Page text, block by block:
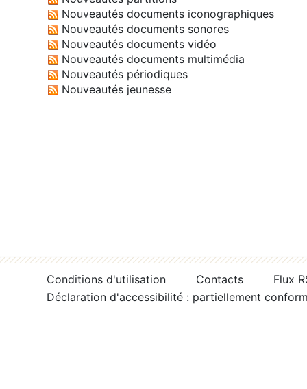
Nouveautés documents iconographiques
Nouveautés documents sonores
Nouveautés documents vidéo
Nouveautés documents multimédia
Nouveautés périodiques
Nouveautés jeunesse
Conditions d'utilisation Contacts
Flux
Déclaration d'accessibilité : partiellement